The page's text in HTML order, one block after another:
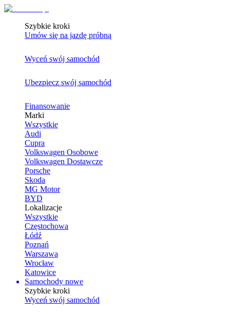
Szybkie kroki
Umów się na jazdę próbną
Wyceń swój samochód
Ubezpiecz swój samochód
Finansowanie
Marki
Wszystkie
Audi
Cupra
Volkswagen Osobowe
Volkswagen Dostawcze
Porsche
Skoda
MG Motor
BYD
Lokalizacje
Wszystkie
Częstochowa
Łódź
Poznań
Warszawa
Wrocław
Katowice
Samochody nowe
Szybkie kroki
Wyceń swój samochód